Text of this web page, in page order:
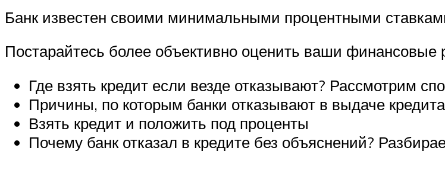
Банк известен своими минимальными процентными
Постарайтесь более объективно оценить ваши финансовые
Где взять кредит если везде отказывают? Рассмотрим
Причины, по которым банки отказывают в выдаче кредита
Взять кредит и положить под проценты
Почему банк отказал в кредите без объяснений?